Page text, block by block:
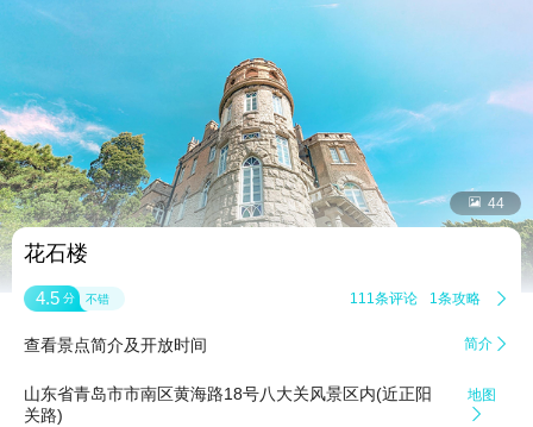
 44
花石楼
4.5 分 不错 111条评论 1条攻略 
查看景点简介及开放时间 简介 
山东省青岛市市南区黄海路18号八大关风景区内(近正阳
关路)
地图
